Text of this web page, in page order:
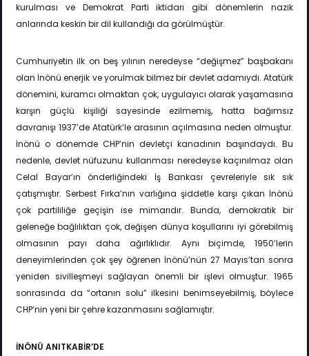
kurulması ve Demokrat Parti iktidarı gibi dönemlerin nazik
anlarında keskin bir dil kullandığı da görülmüştür.
Cumhuriyetin ilk on beş yılının neredeyse “değişmez” başbakanı
olan İnönü enerjik ve yorulmak bilmez bir devlet adamıydı. Atatürk
dönemini, kuramcı olmaktan çok, uygulayıcı olarak yaşamasına
karşın güçlü kişiliği sayesinde ezilmemiş, hatta bağımsız
davranışı 1937’de Atatürk’le arasının açılmasına neden olmuştur.
İnönü o dönemde CHP’nin devletçi kanadının başındaydı. Bu
nedenle, devlet nüfuzunu kullanması neredeyse kaçınılmaz olan
Celal Bayar’ın önderliğindeki İş Bankası çevreleriyle sık sık
çatışmıştır. Serbest Fırka’nın varlığına şiddetle karşı çıkan İnönü
çok partililiğe geçişin ise mimarıdır. Bunda, demokratik bir
geleneğe bağlılıktan çok, değişen dünya koşullarını iyi görebilmiş
olmasının payı daha ağırlıklıdır. Aynı biçimde, 1950’lerin
deneyimlerinden çok şey öğrenen İnönü’nün 27 Mayıs’tan sonra
yeniden sivilleşmeyi sağlayan önemli bir işlevi olmuştur. 1965
sonrasında da “ortanın solu” ilkesini benimseyebilmiş, böylece
CHP’nin yeni bir çehre kazanmasını sağlamıştır.
İNÖNÜ ANITKABİR’DE